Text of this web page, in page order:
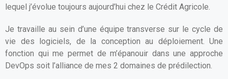
lequel j’évolue toujours aujourd’hui chez le Crédit Agricole.
Je travaille au sein d’une équipe transverse sur le cycle de
vie des logiciels, de la conception au déploiement. Une
fonction qui me permet de m’épanouir dans une approche
DevOps soit l’alliance de mes 2 domaines de prédilection.